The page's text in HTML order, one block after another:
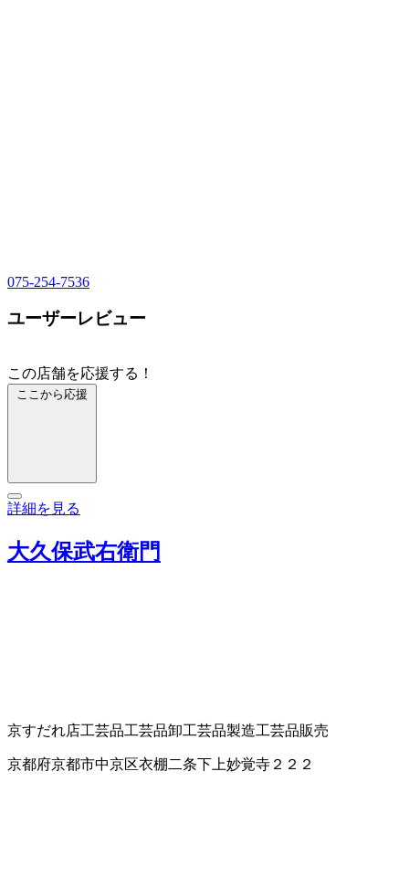
075-254-7536
ユーザーレビュー
この店舗を応援する！
ここから応援
詳細を見る
大久保武右衛門
京すだれ店工芸品工芸品卸工芸品製造工芸品販売
京都府京都市中京区衣棚二条下上妙覚寺２２２